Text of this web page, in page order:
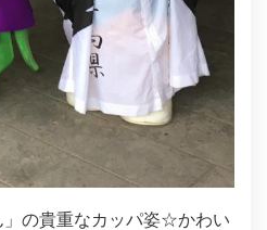
の貴重なカッパ姿☆かわい